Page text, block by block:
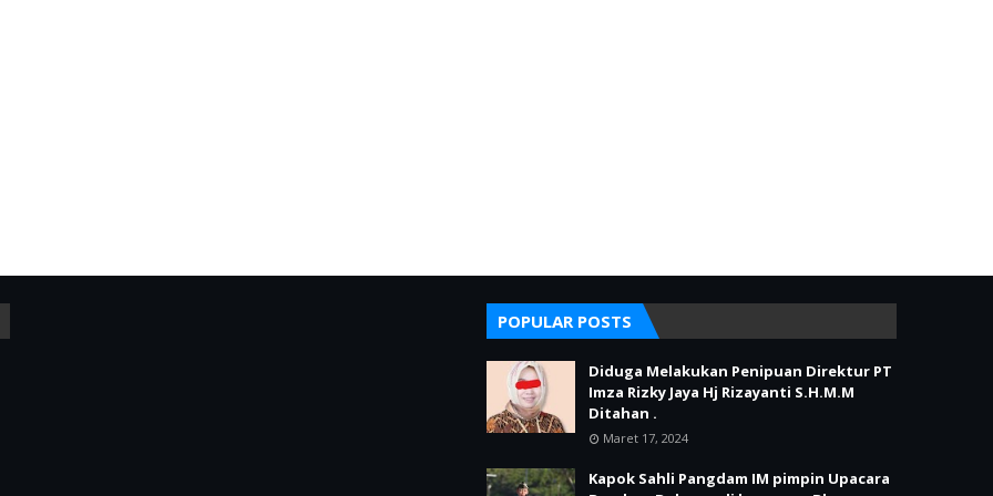
POPULAR POSTS
Diduga Melakukan Penipuan Direktur PT
Imza Rizky Jaya Hj Rizayanti S.H.M.M
Ditahan .
Maret 17, 2024
Kapok Sahli Pangdam IM pimpin Upacara